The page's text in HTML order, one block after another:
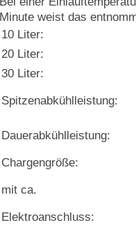
Minute weist das
10 Liter:
20 Liter:
30 Liter :
Spitzenabkühlleistung :
Dauerabkühlleistung :
Chargengröße :
mit ca.
Elektroanschluss: